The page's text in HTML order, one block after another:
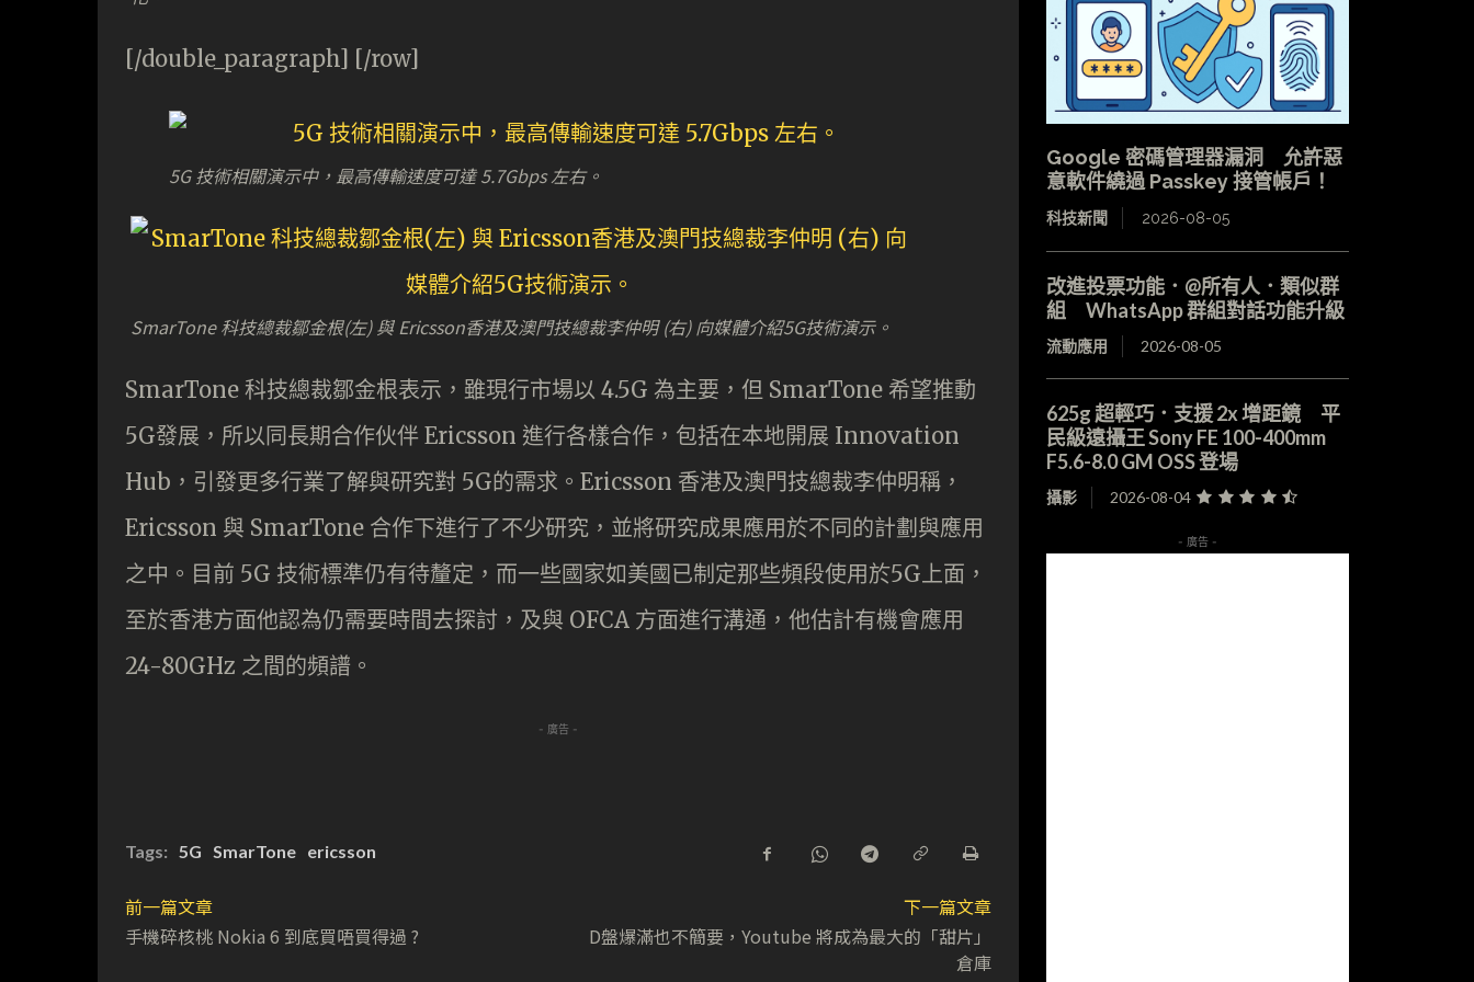
[/double_paragraph] [/row]
5G 技術相關演示中，最高傳輸速度可達 5.7Gbps 左右。
SmarTone 科技總裁鄒金根(左) 與 Ericsson香港及澳門技總裁李仲明 (右) 向媒體介紹5G技術演示。
SmarTone 科技總裁鄒金根表示，雖現行市場以 4.5G 為主要，但 SmarTone 希望推動
5G發展，所以同長期合作伙伴 Ericsson 進行各樣合作，包括在本地開展 Innovation
Hub，引發更多行業了解與研究對 5G的需求。Ericsson 香港及澳門技總裁李仲明稱，
Ericsson 與 SmarTone 合作下進行了不少研究，並將研究成果應用於不同的計劃與應用
之中。目前 5G 技術標準仍有待釐定，而一些國家如美國已制定那些頻段使用於5G上面，
至於香港方面他認為仍需要時間去探討，及與 OFCA 方面進行溝通，他估計有機會應用
24-80GHz 之間的頻譜。
- 廣告 -
Tags: 5G SmarTone ericsson
前一篇文章
手機碎核桃 Nokia 6 到底買唔買得過 ?
下一篇文章
D盤爆滿也不簡要，Youtube 將成為最大的「甜片」
倉庫
Google 密碼管理器漏洞 允許惡
意軟件繞過 Passkey 接管帳戶！
科技新聞 2026-08-05
改進投票功能．@所有人．類似群
組 WhatsApp 群組對話功能升級
流動應用 2026-08-05
625g 超輕巧．支援 2x 增距鏡 平
民級遠攝王 Sony FE 100-400mm
F5.6-8.0 GM OSS 登場
攝影 2026-08-04
- 廣告 -